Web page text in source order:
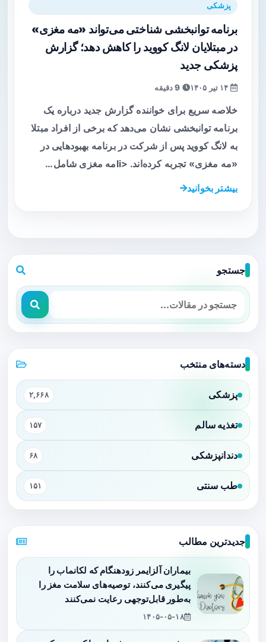
پزشکی
برنامه توانبخشی شناختی می‌تواند «مه مغزی»
در مبتلایان لانگ کووید را کاهش دهد؛ گزارش
پزشکی جدید
خلاصه سریع برای خواننده گزارش جدید درباره یک
برنامه توانبخشی نشان می‌دهد که برخی از افراد مبتلا
به لانگ کووید پس از شرکت در برنامه بهبودهایی در
«مه مغزی» تجربه کرده‌اند. <liمه مغزی شامل…
بیشتر بخوانید
جستجو
دسته‌های منتخب
پزشکی ۲,۶۶۸
تغذیه سالم ۱۵۷
دندانپزشکی ۶۸
طب سنتی ۱۵۱
جدیدترین مطالب
بیماران آلزایمر زودهنگام که لکانماب را
پیگیری می‌کنند، توصیه‌های سلامت مغز را
به‌طور قابل‌توجهی رعایت نمی‌کنند
۱۴۰۵-۰۵-۱۸